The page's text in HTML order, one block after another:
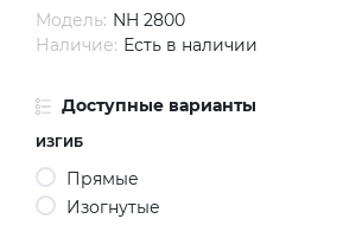
Модель: NH 2800
Наличие: Есть в наличии
Доступные варианты
ИЗГИБ
Прямые
Изогнутые